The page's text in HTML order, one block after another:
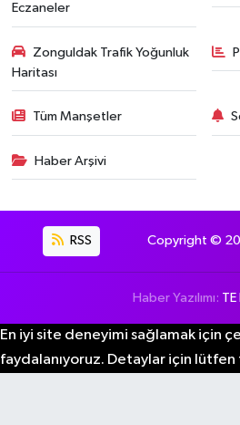
Eczaneler
Zonguldak Trafik Yoğunluk
Haritası
Tüm Manşetler
Haber Arşivi
RSS Copyright ©
Haber Yazılımı: TE
En iyi site deneyimi sağlamak için
faydalanıyoruz. Detaylar için lütfen